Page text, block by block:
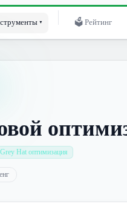
▾ 🗳 Рейтинг
Grey Hat оптимизация